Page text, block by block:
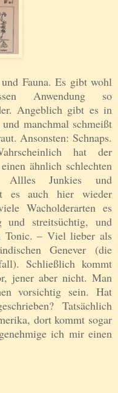
Fauna. Es gibt wohl
Anwendung so
Angeblich gibt es in
manchmal schmeißt
Ansonsten: Schnaps.
hat der
ähnlich schlechten
Junkies und
es auch hier wieder
Wacholderarten es
und streitsüchtig, und
Tonic. – Viel lieber als
Genever (die
Schließlich kommt
jener aber nicht. Man
vorsichtig sein. Hat
Tatsächlich
dort kommt sogar
ich mir einen